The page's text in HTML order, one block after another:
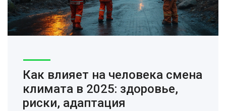
Как влияет на человека смена
климата в 2025: здоровье,
риски, адаптация